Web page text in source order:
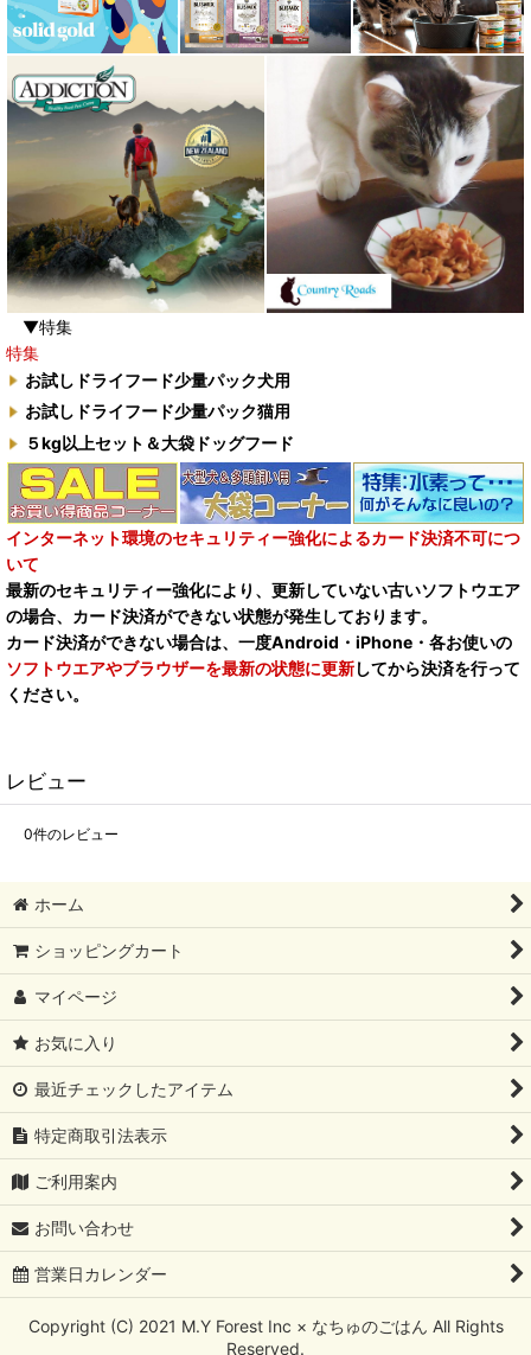
▼特集
特集
お試しドライフード少量パック犬用
お試しドライフード少量パック猫用
５kg以上セット＆大袋ドッグフード
インターネット環境のセキュリティー強化によるカード決済不可につ
いて
最新のセキュリティー強化により、更新していない古いソフトウエア
の場合、カード決済ができない状態が発生しております。
カード決済ができない場合は、一度Android・iPhone・各お使いの
ソフトウエアやブラウザーを最新の状態に更新してから決済を行って
ください。
レビュー
0件のレビュー
ホーム
ショッピングカート
マイページ
お気に入り
最近チェックしたアイテム
特定商取引法表示
ご利用案内
お問い合わせ
営業日カレンダー
Copyright (C) 2021 M.Y Forest Inc × なちゅのごはん All Rights
Reserved.